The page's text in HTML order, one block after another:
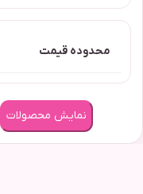
محدوده قیمت
نمایش محصولات